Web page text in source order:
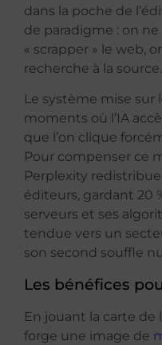
dans la poche de
de paradigme : on
« scrapper » le web,
recherche à la source.
Le système mise sur
moments où l’IA
que l’on clique
Pour compenser ce
Perplexity
éditeurs, gardant 20
serveurs et ses
tendue vers un
son second souffle
Les bénéfices
En jouant la carte de
forge une image de